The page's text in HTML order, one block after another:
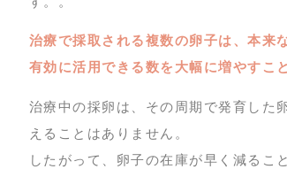
治療で採取される複数の卵子は、本来
有効に活用できる数を大幅に増やすこ
治療中の採卵は、その周期で発育した
えることはありません。
したがって、卵子の在庫が早く減るこ